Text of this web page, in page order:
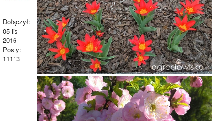
Dołączył:
05 lis
2016
Posty:
11113